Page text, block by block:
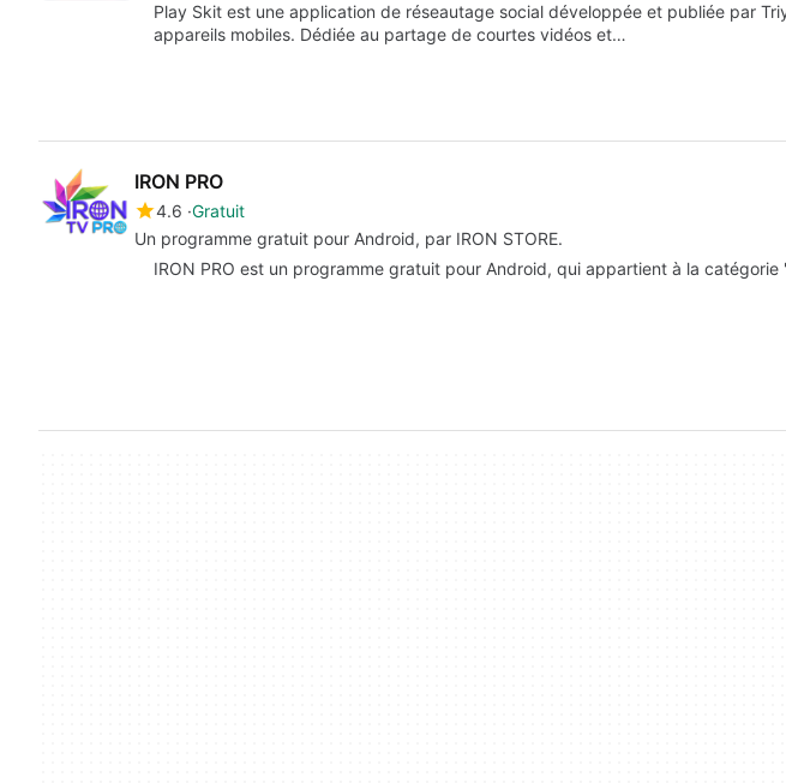
Play Skit est une application de réseautage social développée et publiée par
appareils mobiles. Dédiée au partage de courtes vidéos et…
IRON PRO
4.6 Gratuit
Un programme gratuit pour Android, par IRON STORE.
IRON PRO est un programme gratuit pour Android, qui appartient à la catégorie